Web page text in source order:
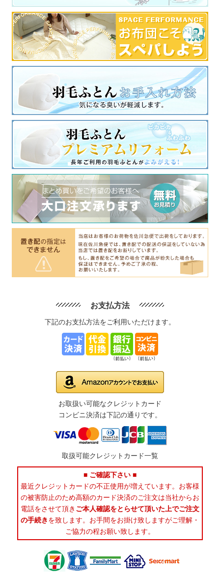
お支払方法
下記のお支払方法をご利用いただけます。
お取扱い可能なクレジットカード
コンビニ決済は下記の通りです。
取扱可能クレジットカード一覧
■ ご確認下さい ■
最近クレジットカードの不正使用が増えています。お客様
の被害防止のため高額のカード決済のご注文は当社からお
電話をさせて頂き ご本人確認をとらせて頂いた上でご注文
の手続きを致します。お手間をお掛け致しますがご理解・
ご協力の程お願い致します。